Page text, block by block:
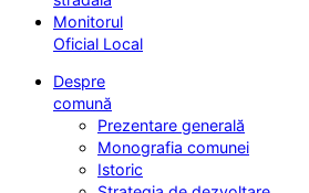
Monitorul
Oficial Local
Despre
comună
Prezentare generală
Monografia comunei
Istoric